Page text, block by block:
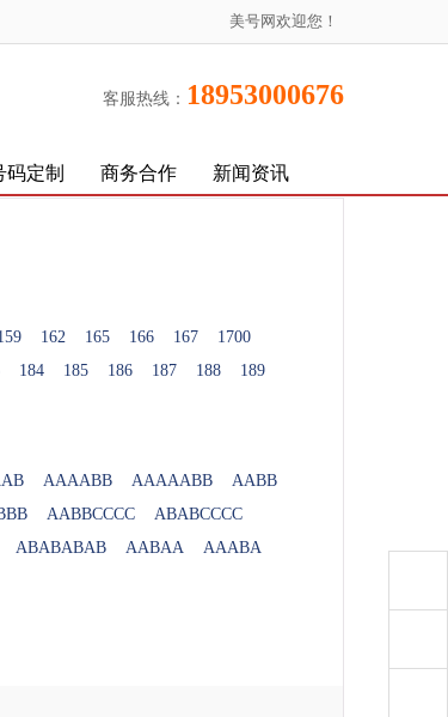
美号网欢迎您！
客服热线： 18953000676
码定制 商务合作 新闻资讯
162 165 166 167
1700
184 185 186 187 188
189
AAAABB AAAAABB
AABB
AABBCCCC
ABABCCCC
ABABABAB AABAA AAABA